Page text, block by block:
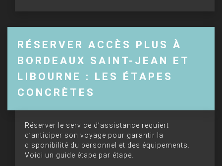
RÉSERVER ACCÈS PLUS À
BORDEAUX SAINT-JEAN ET
LIBOURNE : LES ÉTAPES
CONCRÈTES
Réserver le service d’assistance requiert
d’anticiper son voyage pour garantir la
disponibilité du personnel et des équipements.
Voici un guide étape par étape.